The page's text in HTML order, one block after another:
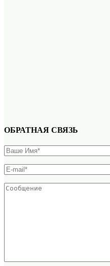
ОБРАТНАЯ СВЯЗЬ